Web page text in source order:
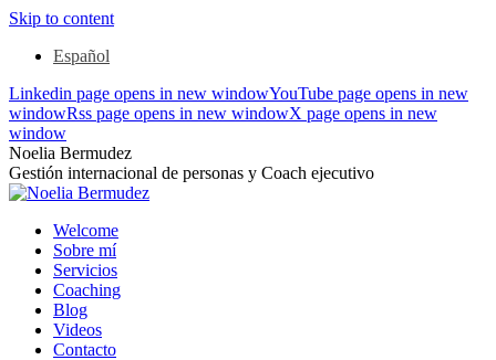
Skip to content
Español
Linkedin page opens in new windowYouTube page opens in new
windowRss page opens in new windowX page opens in new
window
Noelia Bermudez
Gestión internacional de personas y Coach ejecutivo
Welcome
Sobre mí
Servicios
Coaching
Blog
Videos
Contacto